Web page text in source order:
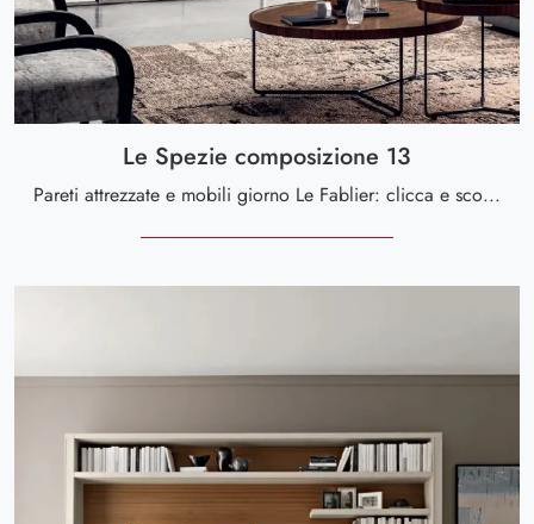
Le Spezie composizione 13
Pareti attrezzate e mobili giorno Le Fablier: clicca e scopri il modello Le Spezie composizione 13 e potrai impreziosire stanze moderne di ogni tipo.